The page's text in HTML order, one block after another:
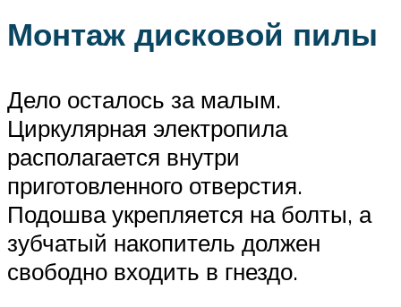
Монтаж дисковой пилы
Дело осталось за малым.
Циркулярная электропила
располагается внутри
приготовленного отверстия.
Подошва укрепляется на болты, а
зубчатый накопитель должен
свободно входить в гнездо.